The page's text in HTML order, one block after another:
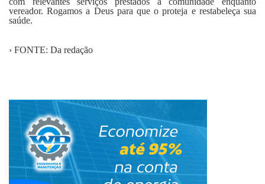
vereador. Rogamos a Deus para que o proteja e restabeleça sua
saúde.
› FONTE: Da redação